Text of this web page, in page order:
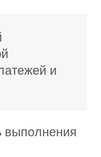
и
выполнения